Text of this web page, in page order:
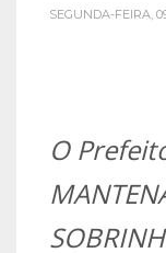
SEGUNDA-FEIRA,
O